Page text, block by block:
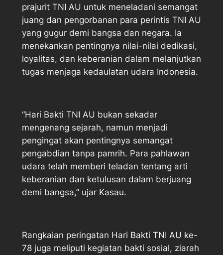
prajurit TNI AU untuk meneladani semangat
juang dan pengorbanan para perintis TNI AU
yang gugur demi bangsa dan negara. Ia
menekankan pentingnya nilai-nilai dedikasi,
loyalitas, dan keberanian dalam melanjutkan
tugas menjaga kedaulatan udara Indonesia.
“Hari Bakti TNI AU bukan sekadar
mengenang sejarah, namun menjadi
pengingat akan pentingnya semangat
pengabdian tanpa pamrih. Para pahlawan
udara telah memberi teladan tentang arti
keberanian dan ketulusan dalam berjuang
demi bangsa,” ujar Kasau.
Rangkaian peringatan Hari Bakti TNI AU ke-
78 juga meliputi kegiatan bakti sosial, ziarah